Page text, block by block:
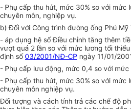
- Phụ cấp thu hút, mức 30% so với mức
chuyên môn, nghiệp vụ.
b) Đối với Công trình đường ống Phú Mỹ
- áp dụng hệ số Điều chỉnh tăng thêm
vượt quá 2 lần so với mức lương tối
định số03/2001/NĐ-CP ngày 11/01/
- Phụ cấp lưu động, mức 0,4 so với
- Phụ cấp thu hút, mức 30% so với mức
chuyên môn nghiệp vụ.
Đối tượng và cách tính trả các chế độ